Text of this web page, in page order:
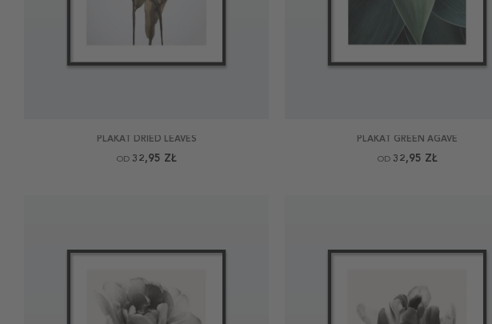
PLAKAT DRIED LEAVES
OD 32,95 ZŁ
PLAKAT GREEN AGAVE
OD 32,95 ZŁ